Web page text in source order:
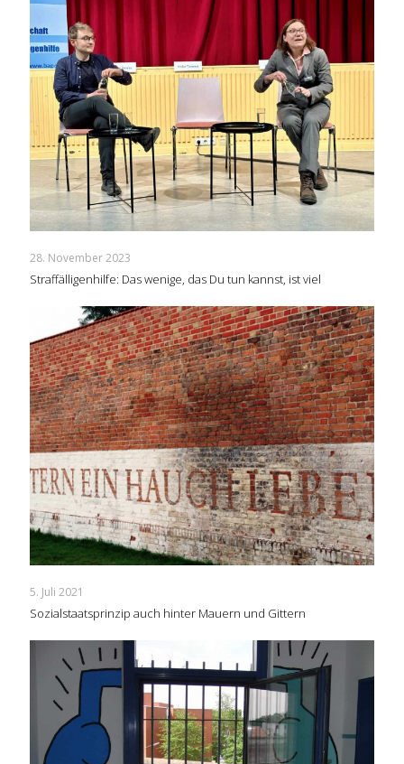
28. November 2023
Straffälligenhilfe: Das wenige, das Du tun kannst, ist viel
5. Juli 2021
Sozialstaatsprinzip auch hinter Mauern und Gittern